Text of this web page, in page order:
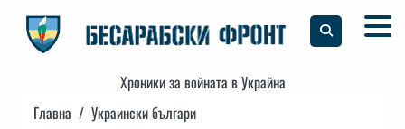
content
Хроники за войната в Украйна
Главна
Украински българи